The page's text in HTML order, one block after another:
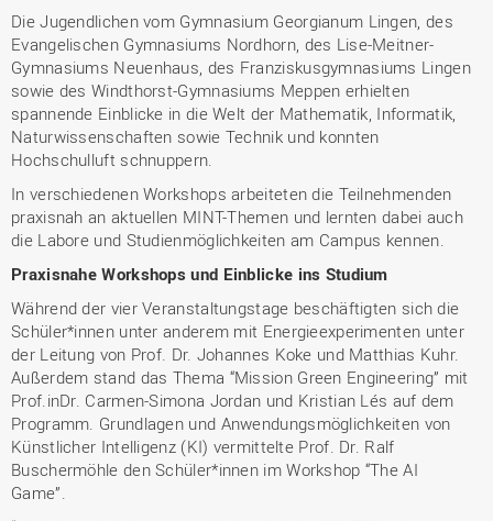
Die Jugendlichen vom Gymnasium Georgianum Lingen, des
Evangelischen Gymnasiums Nordhorn, des Lise-Meitner-
Gymnasiums Neuenhaus, des Franziskusgymnasiums Lingen
sowie des Windthorst-Gymnasiums Meppen erhielten
spannende Einblicke in die Welt der Mathematik, Informatik,
Naturwissenschaften sowie Technik und konnten
Hochschulluft schnuppern.
In verschiedenen Workshops arbeiteten die Teilnehmenden
praxisnah an aktuellen MINT-Themen und lernten dabei auch
die Labore und Studienmöglichkeiten am Campus kennen.
Praxisnahe Workshops und Einblicke ins Studium
Während der vier Veranstaltungstage beschäftigten sich die
Schüler*innen unter anderem mit Energieexperimenten unter
der Leitung von Prof. Dr. Johannes Koke und Matthias Kuhr.
Außerdem stand das Thema “Mission Green Engineering” mit
Prof.inDr. Carmen-Simona Jordan und Kristian Lés auf dem
Programm. Grundlagen und Anwendungsmöglichkeiten von
Künstlicher Intelligenz (KI) vermittelte Prof. Dr. Ralf
Buschermöhle den Schüler*innen im Workshop “The AI
Game”.